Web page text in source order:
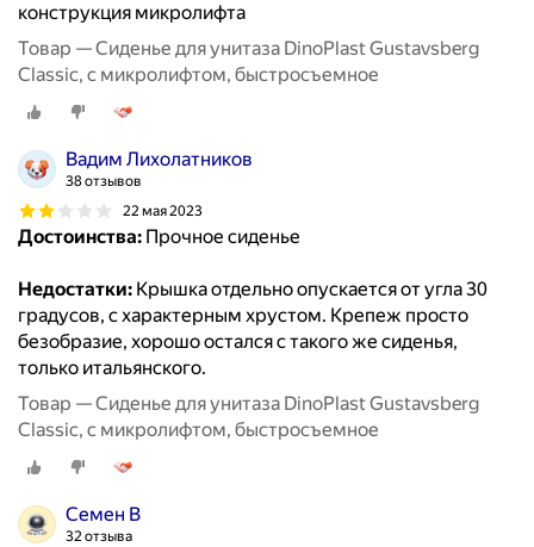
конструкция микролифта
Товар — Сиденье для унитаза DinoPlast Gustavsberg
Classic, с микролифтом, быстросъемное
Вадим Лихолатников
38 отзывов
22 мая 2023
Достоинства: Прочное сиденье
Недостатки: Крышка отдельно опускается от угла 30
градусов, с характерным хрустом. Крепеж просто
безобразие, хорошо остался с такого же сиденья,
только итальянского.
Товар — Сиденье для унитаза DinoPlast Gustavsberg
Classic, с микролифтом, быстросъемное
Семен В
32 отзыва